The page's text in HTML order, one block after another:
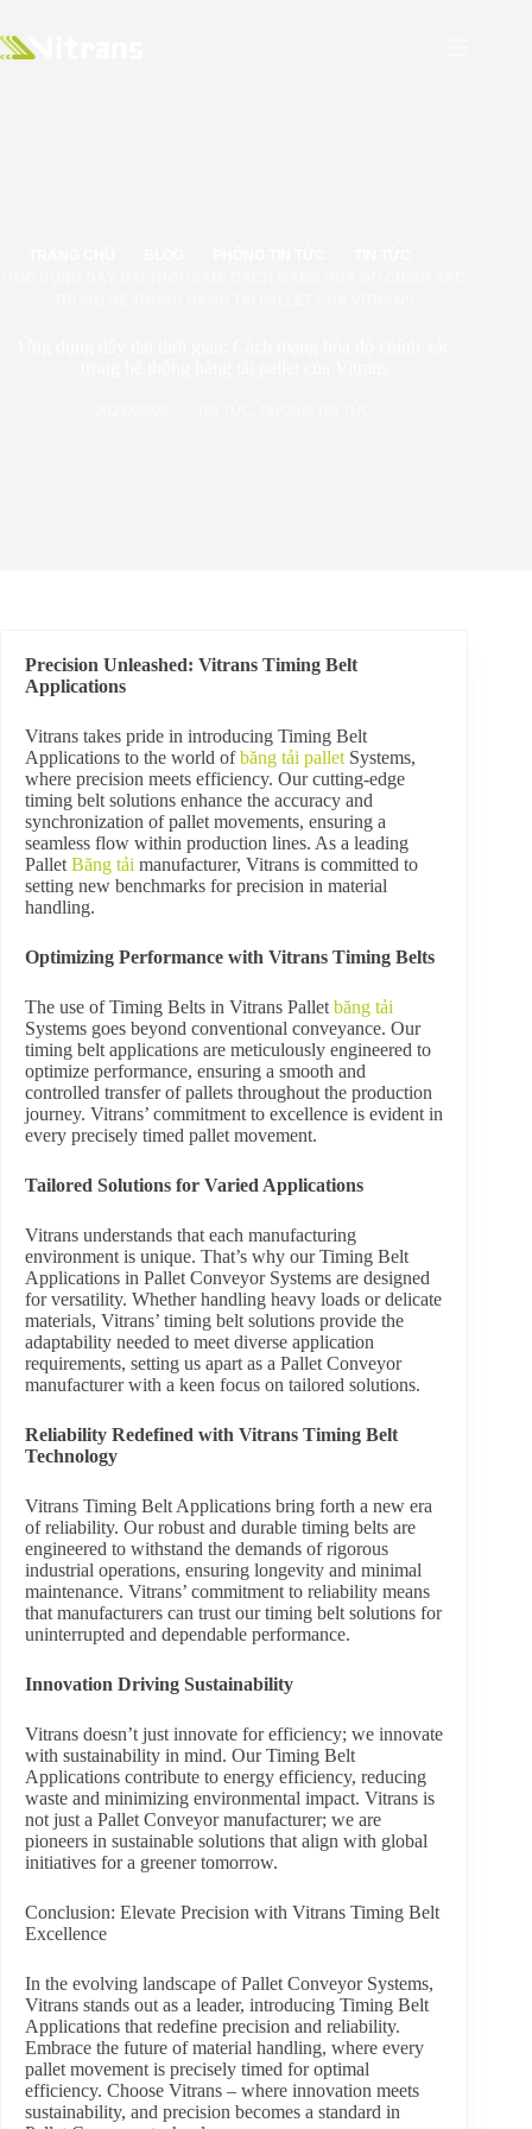
Precision Unleashed: Vitrans Timing Belt
Applications
Vitrans takes pride in introducing Timing Belt
Applications to the world ofbăng tải pallet Systems,
where precision meets efficiency. Our cutting-edge
timing belt solutions enhance the accuracy and
synchronization of pallet movements, ensuring a
seamless flow within production lines. As a leading
Pallet Băng tải manufacturer, Vitrans is committed to
setting new benchmarks for precision in material
handling.
Optimizing Performance with Vitrans Timing Belts
The use of Timing Belts in Vitrans Pallet băng tải
Systems goes beyond conventional conveyance. Our
timing belt applications are meticulously engineered to
optimize performance, ensuring a smooth and
controlled transfer of pallets throughout the production
journey. Vitrans’ commitment to excellence is evident in
every precisely timed pallet movement.
Tailored Solutions for Varied Applications
Vitrans understands that each manufacturing
environment is unique. That’s why our Timing Belt
Applications in Pallet Conveyor Systems are designed
for versatility. Whether handling heavy loads or delicate
materials, Vitrans’ timing belt solutions provide the
adaptability needed to meet diverse application
requirements, setting us apart as a Pallet Conveyor
manufacturer with a keen focus on tailored solutions.
Reliability Redefined with Vitrans Timing Belt
Technology
Vitrans Timing Belt Applications bring forth a new era
of reliability. Our robust and durable timing belts are
engineered to withstand the demands of rigorous
industrial operations, ensuring longevity and minimal
maintenance. Vitrans’ commitment to reliability means
that manufacturers can trust our timing belt solutions for
uninterrupted and dependable performance.
Innovation Driving Sustainability
Vitrans doesn’t just innovate for efficiency; we innovate
with sustainability in mind. Our Timing Belt
Applications contribute to energy efficiency, reducing
waste and minimizing environmental impact. Vitrans is
not just a Pallet Conveyor manufacturer; we are
pioneers in sustainable solutions that align with global
initiatives for a greener tomorrow.
Conclusion: Elevate Precision with Vitrans Timing Belt
Excellence
In the evolving landscape of Pallet Conveyor Systems,
Vitrans stands out as a leader, introducing Timing Belt
Applications that redefine precision and reliability.
Embrace the future of material handling, where every
pallet movement is precisely timed for optimal
efficiency. Choose Vitrans – where innovation meets
sustainability, and precision becomes a standard in